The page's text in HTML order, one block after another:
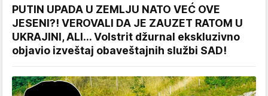
PUTIN UPADA U ZEMLJU NATO VEĆ OVE
JESENI?! VEROVALI DA JE ZAUZET RATOM U
UKRAJINI, ALI... Volstrit džurnal ekskluzivno
objavio izveštaj obaveštajnih službi SAD!